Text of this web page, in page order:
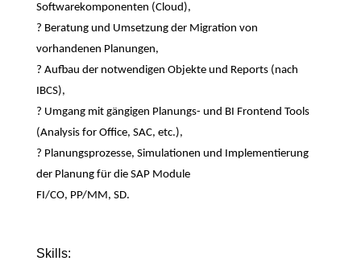
Softwarekomponenten (Cloud),
? Beratung und Umsetzung der Migration von
vorhandenen Planungen,
? Aufbau der notwendigen Objekte und Reports (nach
IBCS),
? Umgang mit gängigen Planungs- und BI Frontend Tools
(Analysis for Office, SAC, etc.),
? Planungsprozesse, Simulationen und Implementierung
der Planung für die SAP Module
FI/CO, PP/MM, SD.
Skills: